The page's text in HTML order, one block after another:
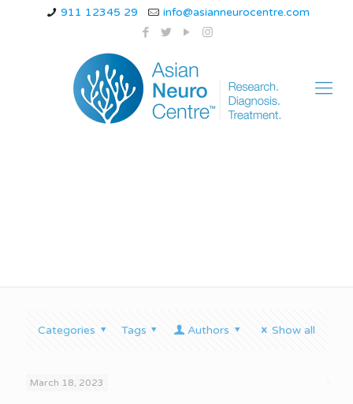
911 12345 29 info@asianneurocentre.com
Categories Tags Authors Show all
March 18, 2023